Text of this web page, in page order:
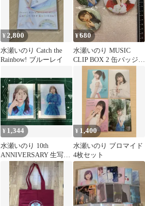
¥ 2,800
水瀬いのり Catch the
Rainbow! ブルーレイ
¥680
水瀬いのり MUSIC
CLIP BOX 2 缶バッジ
特典 セット 132
¥ 1,344
水瀬いのり 10th
ANNIVERSARY 生写真
セット
¥ 1,400
水瀬いのり ブロマイド
4枚セット